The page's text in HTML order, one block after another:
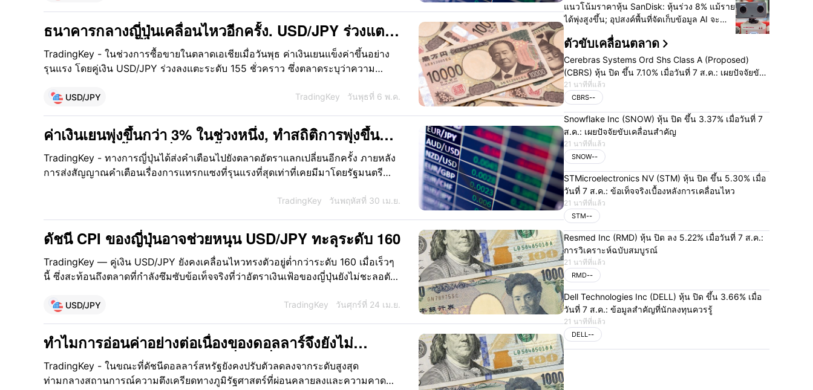
ธนาคารกลางญี่ปุ่นเคลื่อนไหวอีกครั้ง. USD/JPY ร่วงแตะ
ระดับ 155 อีกครั้ง, นักลงทุนควรเตรียมตัวอย่างไร?
TradingKey - ในช่วงการซื้อขายในตลาดเอเชียเมื่อวันพุธ ค่าเงินเยนแข็งค่าขึ้นอย่าง
รุนแรง โดยคู่เงิน USD/JPY ร่วงลงแตะระดับ 155 ชั่วคราว ซึ่งตลาดระบุว่าความ
ทุนสำรองระหว่างประเทศจำนวนมาก แต่ความถี่ในการเข้าแทรกแซงในปีนี้ยังคงถูก
เข้มข้นกับตลาดในประเด็นด้านพื้นที่ในการดำเนินนโยบายของตนเอง
USD/JPY TradingKey วันพุธที่ 6 พ.ค.
ค่าเงินเยนพุ่งขึ้นกว่า 3% ในช่วงหนึ่ง, ทำสถิติการพุ่งขึ้น
ระหว่างวันครั้งใหญ่ที่สุดนับตั้งแต่ปี 2022 ในช่วงหนึ่ง.
TradingKey - ทางการญี่ปุ่นได้ส่งคำเตือนไปยังตลาดอัตราแลกเปลี่ยนอีกครั้ง ภายหลัง
การส่งสัญญาณคำเตือนเรื่องการแทรกแซงที่รุนแรงที่สุดเท่าที่เคยมีมาโดยรัฐมนตรี
เกิดขึ้นในทันทีเพื่อพยุงค่าเงิน ส่งผลให้ค่าเงินเยนพุ่งแข็งค่าขึ้นในระหว่างการซื้อขาย
3% ในช่วงเวลาหนึ่ง ซึ่งนับเป็นการลดลงครั้งใหญ่ที่สุดนับตั้งแต่เดือนสิงหาคมปีที่แล้ว
TradingKey วันพฤหัสที่ 30 เม.ย.
ดัชนี CPI ของญี่ปุ่นอาจช่วยหนุน USD/JPY ทะลุระดับ 160
TradingKey — คู่เงิน USD/JPY ยังคงเคลื่อนไหวทรงตัวอยู่ต่ำกว่าระดับ 160 เมื่อเร็วๆ
นี้ ซึ่งสะท้อนถึงตลาดที่กำลังซึมซับข้อเท็จจริงที่ว่าอัตราเงินเฟ้อของญี่ปุ่นยังไม่ชะลอตัว
ญี่ปุ่นและกระทรวงการคลัง
USD/JPY TradingKey วันศุกร์ที่ 24 เม.ย.
ทำไมการอ่อนค่าอย่างต่อเนื่องของดอลลาร์จึงยังไม่
สามารถกอบกู้ค่าเงินเยนได้? เมื่อใดที่ค่าเงินเยนจะแข็งค่า
ขึ้น?
TradingKey - ในขณะที่ดัชนีดอลลาร์สหรัฐยังคงปรับตัวลดลงจากระดับสูงสุด
ท่ามกลางสถานการณ์ความตึงเครียดทางภูมิรัฐศาสตร์ที่ผ่อนคลายลงและความคาด
ดิจิตอล ร่วง 13% และ แซนดิสก์ ร่วง 6% หลัง
รายงานผลประกอบการ
แนวโน้มราคาหุ้น SanDisk: หุ้นร่วง 8% แม้ราย
ได้พุ่งสูงขึ้น; อุปสงค์พื้นที่จัดเก็บข้อมูล AI จะ
ตัวขับเคลื่อนตลาด
Cerebras Systems Ord Shs Class A (Proposed)
(CBRS) หุ้น ปิด ขึ้น 7.10% เมื่อวันที่ 7 ส.ค.: เผยปัจจัยขับ
เคลื่อนสำคัญ
21 นาทีที่แล้ว
CBRS--
Snowflake Inc (SNOW) หุ้น ปิด ขึ้น 3.37% เมื่อวันที่ 7
ส.ค.: เผยปัจจัยขับเคลื่อนสำคัญ
21 นาทีที่แล้ว
SNOW--
STMicroelectronics NV (STM) หุ้น ปิด ขึ้น 5.30% เมื่อ
วันที่ 7 ส.ค.: ข้อเท็จจริงเบื้องหลังการเคลื่อนไหว
21 นาทีที่แล้ว
STM--
Resmed Inc (RMD) หุ้น ปิด ลง 5.22% เมื่อวันที่ 7 ส.ค.:
การวิเคราะห์ฉบับสมบูรณ์
21 นาทีที่แล้ว
RMD--
Dell Technologies Inc (DELL) หุ้น ปิด ขึ้น 3.66% เมื่อ
วันที่ 7 ส.ค.: ข้อมูลสำคัญที่นักลงทุนควรรู้
21 นาทีที่แล้ว
DELL--